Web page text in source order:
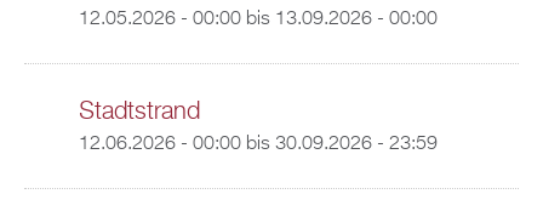
12.05.2026 - 00:00bis 13.09.2026 - 00:00
Stadtstrand
12.06.2026 - 00:00bis 30.09.2026 - 23:59